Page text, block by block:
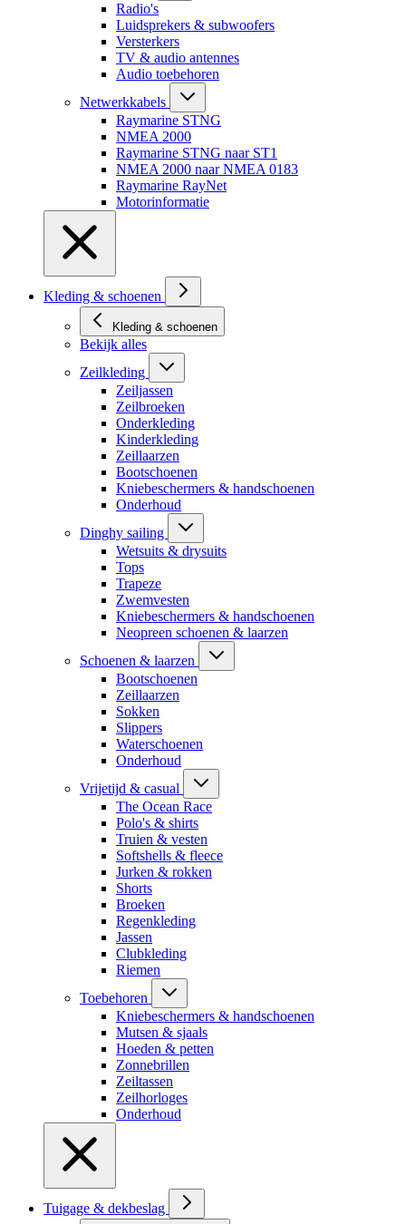
Radio's
Luidsprekers & subwoofers
Versterkers
TV & audio antennes
Audio toebehoren
Netwerkkabels
Raymarine STNG
NMEA 2000
Raymarine STNG naar ST1
NMEA 2000 naar NMEA 0183
Raymarine RayNet
Motorinformatie
Kleding & schoenen
Kleding & schoenen
Bekijk alles
Zeilkleding
Zeiljassen
Zeilbroeken
Onderkleding
Kinderkleding
Zeillaarzen
Bootschoenen
Kniebeschermers & handschoenen
Onderhoud
Dinghy sailing
Wetsuits & drysuits
Tops
Trapeze
Zwemvesten
Kniebeschermers & handschoenen
Neopreen schoenen & laarzen
Schoenen & laarzen
Bootschoenen
Zeillaarzen
Sokken
Slippers
Waterschoenen
Onderhoud
Vrijetijd & casual
The Ocean Race
Polo's & shirts
Truien & vesten
Softshells & fleece
Jurken & rokken
Shorts
Broeken
Regenkleding
Jassen
Clubkleding
Riemen
Toebehoren
Kniebeschermers & handschoenen
Mutsen & sjaals
Hoeden & petten
Zonnebrillen
Zeiltassen
Zeilhorloges
Onderhoud
Tuigage & dekbeslag